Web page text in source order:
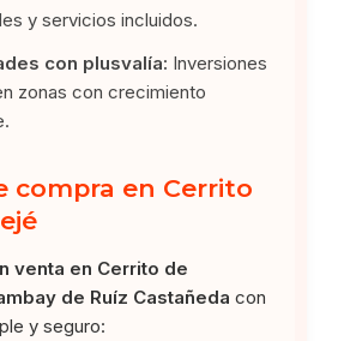
y servicios incluidos.
con plusvalía: Inversiones
zonas con crecimiento
compra en Cerrito
venta en Cerrito de
de Ruíz Castañeda con
y seguro: